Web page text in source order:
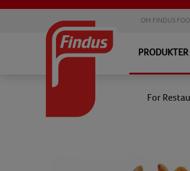
OM FINDUS
PRODUKTER
For